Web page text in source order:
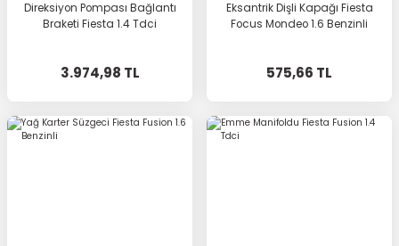
Direksiyon Pompası Bağlantı
Braketi Fiesta 1.4 Tdci
3.974,98 TL
Eksantrik Dişli Kapağı Fiesta
Focus Mondeo 1.6 Benzinli
575,66 TL